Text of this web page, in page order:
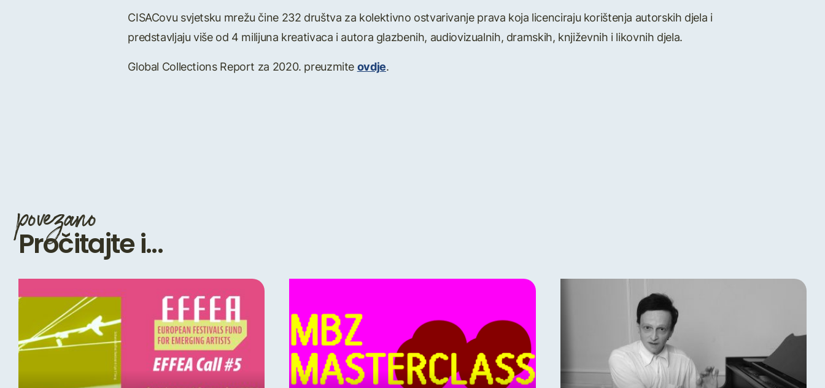
CISACovu svjetsku mrežu čine 232 društva za kolektivno ostvarivanje prava koja licenciraju korištenja autorskih djela i
predstavljaju više od 4 milijuna kreativaca i autora glazbenih, audiovizualnih, dramskih, književnih i likovnih djela.
Global Collections Report za 2020. preuzmiteovdje.
povezano
Pročitajte i...